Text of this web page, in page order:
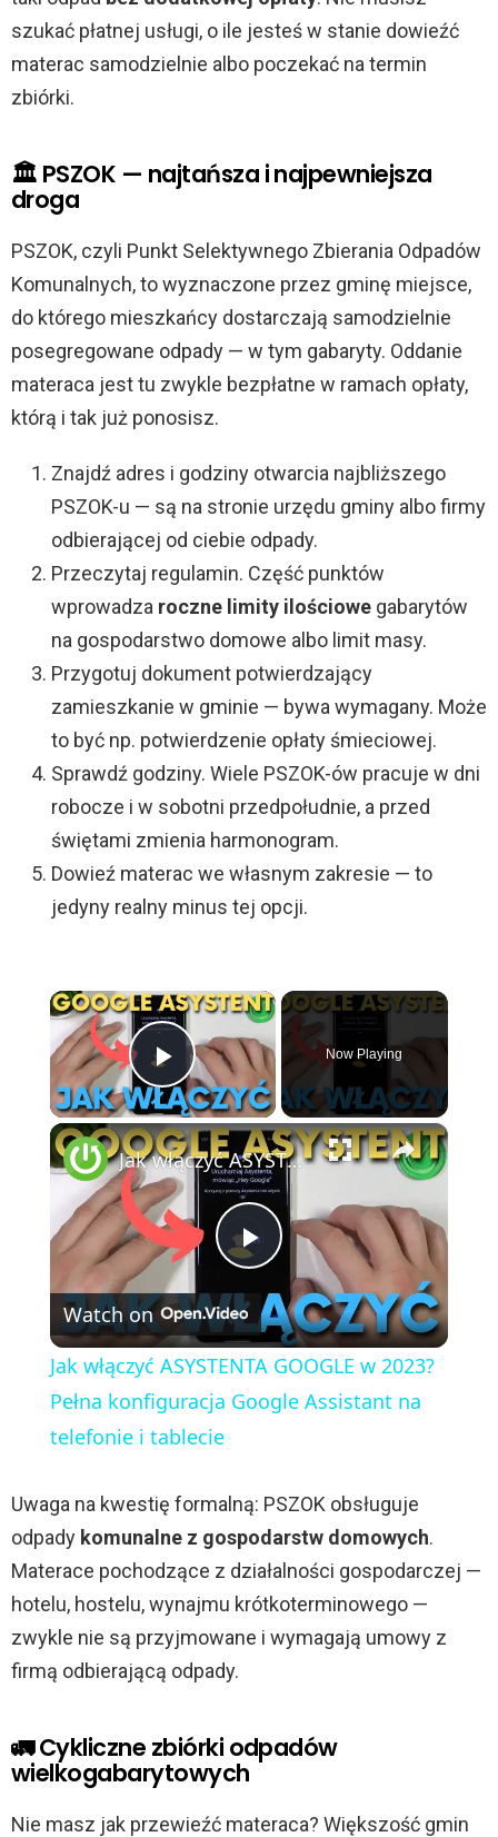
szukać płatnej usługi, o ile jesteś w stanie dowieźć
materac samodzielnie albo poczekać na termin
zbiórki.
🏛️ PSZOK — najtańsza i najpewniejsza
droga
PSZOK, czyli Punkt Selektywnego Zbierania Odpadów
Komunalnych, to wyznaczone przez gminę miejsce,
do którego mieszkańcy dostarczają samodzielnie
posegregowane odpady — w tym gabaryty. Oddanie
materaca jest tu zwykle bezpłatne w ramach opłaty,
którą i tak już ponosisz.
Znajdź adres i godziny otwarcia najbliższego
PSZOK-u — są na stronie urzędu gminy albo firmy
odbierającej od ciebie odpady.
Przeczytaj regulamin. Część punktów
wprowadza roczne limity ilościowe gabarytów
na gospodarstwo domowe albo limit masy.
Przygotuj dokument potwierdzający
zamieszkanie w gminie — bywa wymagany. Może
to być np. potwierdzenie opłaty śmieciowej.
Sprawdź godziny. Wiele PSZOK-ów pracuje w dni
robocze i w sobotni przedpołudnie, a przed
świętami zmienia harmonogram.
Dowieź materac we własnym zakresie — to
jedyny realny minus tej opcji.
×
Play Video
Now Playing
×
P
l
a
V
i
e
Jak włączyć ASYSTENTA GOOGLE w 2023? Pełna konfiguracja Google Assistant na telefonie i tablecie
Watch on
Jak włączyć ASYSTENTA GOOGLE w 2023?
Pełna konfiguracja Google Assistant na
telefonie i tablecie
Uwaga na kwestię formalną: PSZOK obsługuje
odpady komunalne z gospodarstw domowych.
Materace pochodzące z działalności gospodarczej —
hotelu, hostelu, wynajmu krótkoterminowego —
zwykle nie są przyjmowane i wymagają umowy z
firmą odbierającą odpady.
🚛 Cykliczne zbiórki odpadów
wielkogabarytowych
Nie masz jak przewieźć materaca? Większość gmin